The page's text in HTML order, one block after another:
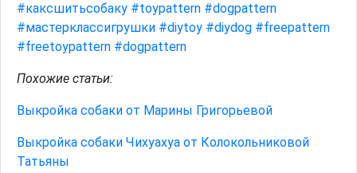
#каксшитьсобаку #toypattern #dogpattern
#мастерклассигрушки #diytoy #diydog #freepattern
#freetoypattern #dogpattern
Похожие статьи:
Выкройка собаки от Марины Григорьевой
Выкройка собаки Чихуахуа от Колокольниковой
Татьяны